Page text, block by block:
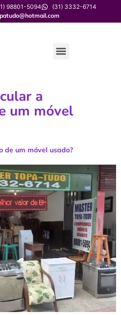
98801-5094
(31) 3332-6714
a
um móvel
de um móvel usado?